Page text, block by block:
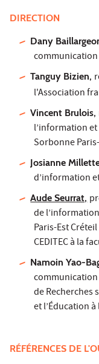
DIRECTION
Dany
Tanguy Bizien,
l'Association
Vincent Brulois,
l’information
Sorbonne
Josianne
d’information
Aude Seurrat,
de
Paris-Est
CEDITEC à la
Namoin Yao-
communication
de Recherches
et l’Éducation
RÉFÉRENCES DE